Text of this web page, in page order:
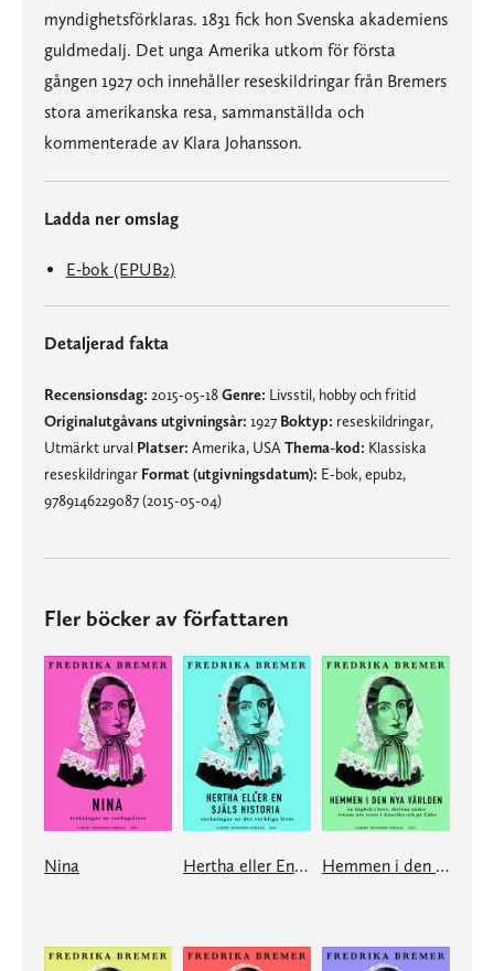
myndighetsförklaras. 1831 fick hon Svenska akademiens
guldmedalj. Det unga Amerika utkom för första
gången 1927 och innehåller reseskildringar från Bremers
stora amerikanska resa, sammanställda och
kommenterade av Klara Johansson.
Ladda ner omslag
E-bok (EPUB2)
Detaljerad fakta
Recensionsdag: 2015-05-18Genre: Livsstil, hobby och fritid
Originalutgåvans utgivningsår: 1927 Boktyp: reseskildringar,
Utmärkt urval Platser: Amerika, USA Thema-kod: Klassiska
reseskildringar Format (utgivningsdatum): E-bok, epub2,
9789146229087 (2015-05-04)
Fler böcker av författaren
Nina Hertha eller En själs historia Hemmen i den nya världen